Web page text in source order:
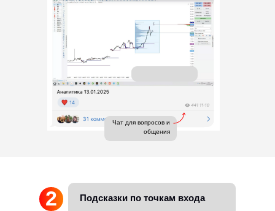
Чат для вопросов и
общения
Подсказки по точкам входа
2